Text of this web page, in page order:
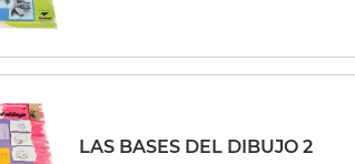
LAS BASES DEL DIBUJO 2